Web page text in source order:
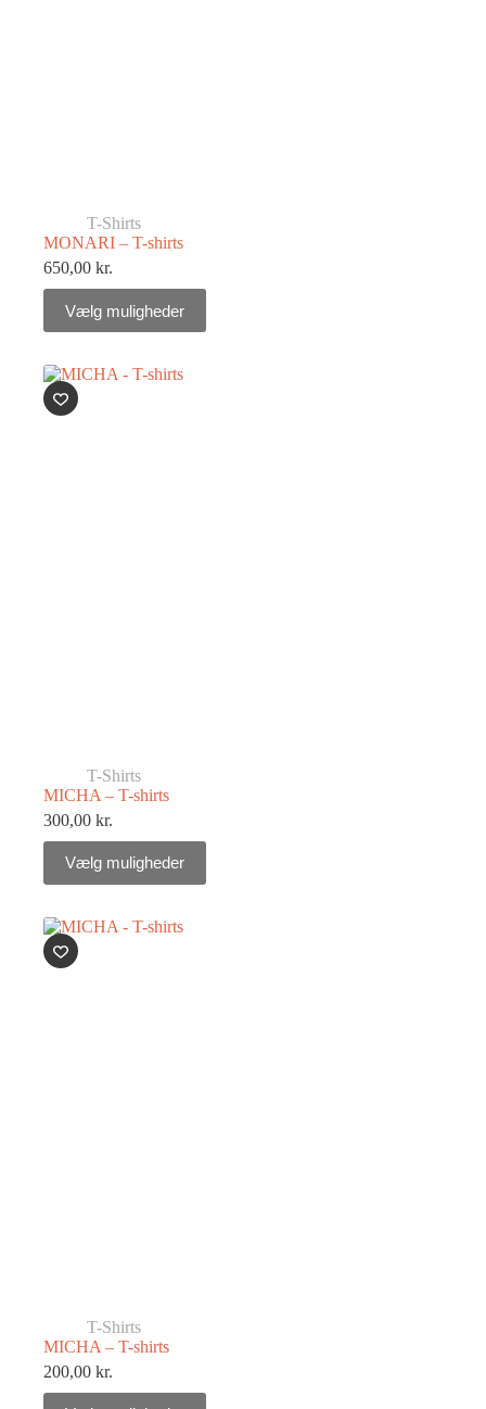
T-Shirts
MONARI – T-shirts
650,00 kr.
Vælg muligheder
T-Shirts
MICHA – T-shirts
300,00 kr.
Vælg muligheder
T-Shirts
MICHA – T-shirts
200,00 kr.